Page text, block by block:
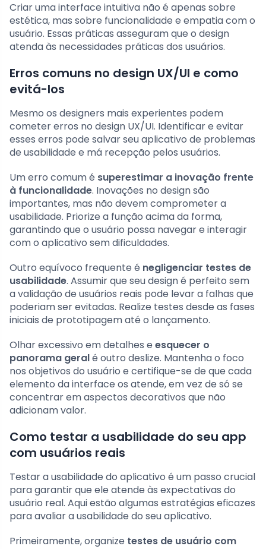
Criar uma interface intuitiva não é apenas sobre
estética, mas sobre funcionalidade e empatia com o
usuário. Essas práticas asseguram que o design
atenda às necessidades práticas dos usuários.
Erros comuns no design UX/UI e como
evitá-los
Mesmo os designers mais experientes podem
cometer erros no design UX/UI. Identificar e evitar
esses erros pode salvar seu aplicativo de problemas
de usabilidade e má recepção pelos usuários.
Um erro comum é superestimar a inovação frente
à funcionalidade. Inovações no design são
importantes, mas não devem comprometer a
usabilidade. Priorize a função acima da forma,
garantindo que o usuário possa navegar e interagir
com o aplicativo sem dificuldades.
Outro equívoco frequente é negligenciar testes de
usabilidade. Assumir que seu design é perfeito sem
a validação de usuários reais pode levar a falhas que
poderiam ser evitadas. Realize testes desde as fases
iniciais de prototipagem até o lançamento.
Olhar excessivo em detalhes e esquecer o
panorama geralé outro deslize. Mantenha o foco
nos objetivos do usuário e certifique-se de que cada
elemento da interface os atende, em vez de só se
concentrar em aspectos decorativos que não
adicionam valor.
Como testar a usabilidade do seu app
com usuários reais
Testar a usabilidade do aplicativo é um passo crucial
para garantir que ele atende às expectativas do
usuário real. Aqui estão algumas estratégias eficazes
para avaliar a usabilidade do seu aplicativo.
Primeiramente, organize testes de usuário com